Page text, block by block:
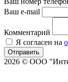
Ваш e-mail
Комментарий
Я согласен на
Отправить
2026 © ООО